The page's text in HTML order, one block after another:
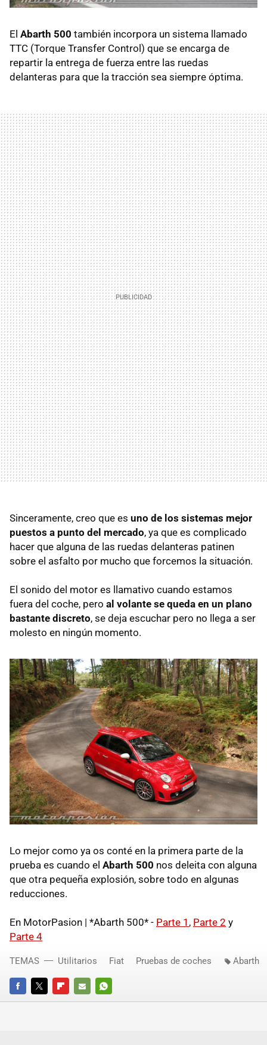
El Abarth 500 también incorpora un sistema llamado
TTC (Torque Transfer Control) que se encarga de
repartir la entrega de fuerza entre las ruedas
delanteras para que la tracción sea siempre óptima.
Sinceramente, creo que es uno de los sistemas mejor
puestos a punto del mercado, ya que es complicado
hacer que alguna de las ruedas delanteras patinen
sobre el asfalto por mucho que forcemos la situación.
El sonido del motor es llamativo cuando estamos
fuera del coche, pero al volante se queda en un plano
bastante discreto, se deja escuchar pero no llega a ser
molesto en ningún momento.
Lo mejor como ya os conté en la primera parte de la
prueba es cuando el Abarth 500 nos deleita con alguna
que otra pequeña explosión, sobre todo en algunas
reducciones.
En MotorPasion | *Abarth 500* - Parte 1 , Parte 2 y
Parte 4
FACEBOOKTWITTERFLIPBOARD
E-
WHATSAPP
TEMAS Utilitarios Fiat Pruebas de coches Abarth